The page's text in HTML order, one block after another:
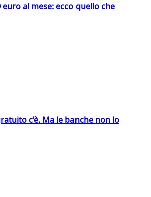
al mese: ecco quello che
c’è. Ma le banche non lo